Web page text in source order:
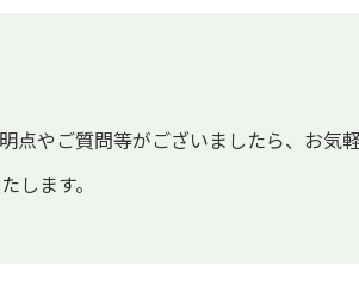
点やご質問等がございましたら、お気
します。